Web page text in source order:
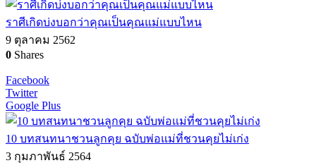
ราศีเกิดบ่งบอกว่าคุณเป็นคุณแม่แบบไหน
9 ตุลาคม 2562
0 Shares
Facebook
Twitter
Google Plus
10 บทสนทนาชวนลูกคุย ฉบับพ่อแม่ที่ชวนคุยไม่เก่ง
3 กุมภาพันธ์ 2564